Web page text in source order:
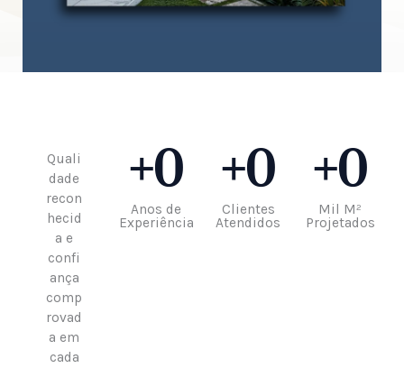
Quali
dade
recon
hecid
a e
confi
ança
comp
rovad
a em
cada
+0
Anos de
Experiência
+0
Clientes
Atendidos
+0
Mil M²
Projetados